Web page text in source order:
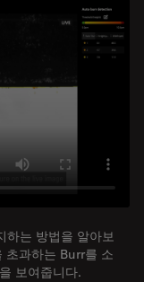
는 방법을 알아보
초과하는 Burr를 소
보여줍니다.